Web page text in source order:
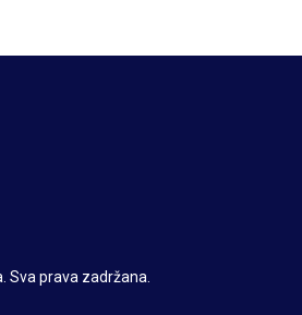
Sva prava zadržana.